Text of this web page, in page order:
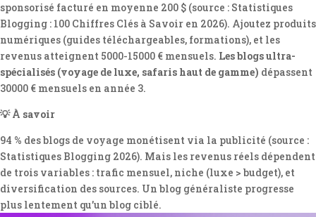
sponsorisé facturé en moyenne 200 $ (source : Statistiques
Blogging : 100 Chiffres Clés à Savoir en 2026). Ajoutez produits
numériques (guides téléchargeables, formations), et les
revenus atteignent 5000-15000 € mensuels. Les blogs ultra-
spécialisés (voyage de luxe, safaris haut de gamme) dépassent
30000 € mensuels en année 3.
💡 À savoir
94 % des blogs de voyage monétisent via la publicité (source :
Statistiques Blogging 2026). Mais les revenus réels dépendent
de trois variables : trafic mensuel, niche (luxe > budget), et
diversification des sources. Un blog généraliste progresse
plus lentement qu’un blog ciblé.